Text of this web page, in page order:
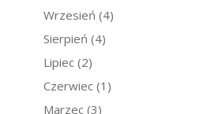
Wrzesień (4)
Sierpień (4)
Lipiec (2)
Czerwiec (1)
Marzec (3)